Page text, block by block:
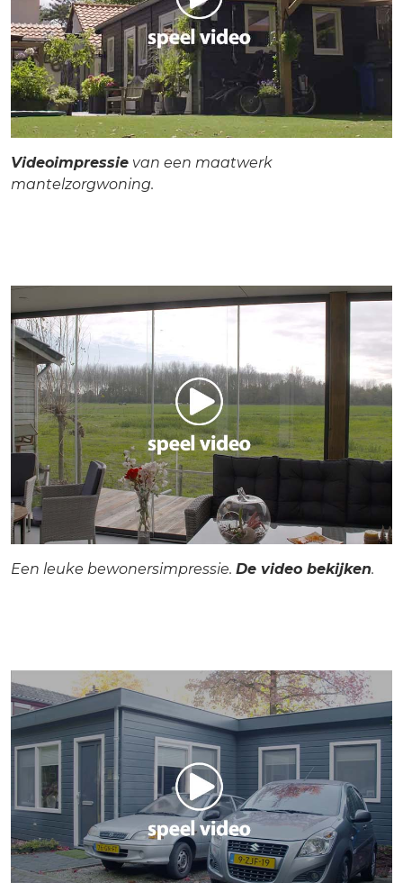
Videoimpressie van een maatwerk
mantelzorgwoning.
Een leuke bewonersimpressie. De video bekijken.